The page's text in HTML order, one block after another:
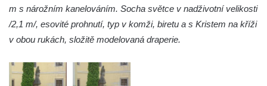
Socha svatého Jana Nepomuckého u
kostela svaté Rodiny v Českých
Budějovicích
Socha S tebou v parku na Senovážném
náměstí v Českých Budějovicích
m s nárožním kanelováním. Socha světce v nadživotní velikosti
/2,1 m/, esovité prohnutí, typ v komži, biretu a s Kristem na kříži
v obou rukách, složitě modelovaná draperie.